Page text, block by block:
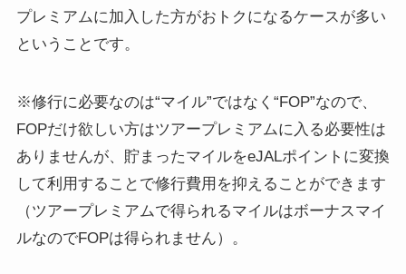
プレミアムに加入した方がおトクになるケースが多い
ということです。
※修行に必要なのは“マイル”ではなく“FOP”なので、
FOPだけ欲しい方はツアープレミアムに入る必要性は
ありませんが、貯まったマイルをeJALポイントに変換
して利用することで修行費用を抑えることができます
（ツアープレミアムで得られるマイルはボーナスマイ
ルなのでFOPは得られません）。